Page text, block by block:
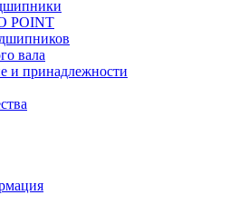
POINT
вала
и принадлежности